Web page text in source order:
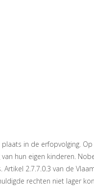
in de erfopvolging.
hun eigen kinderen.
2.7.7.0.3 van de
rechten niet lager